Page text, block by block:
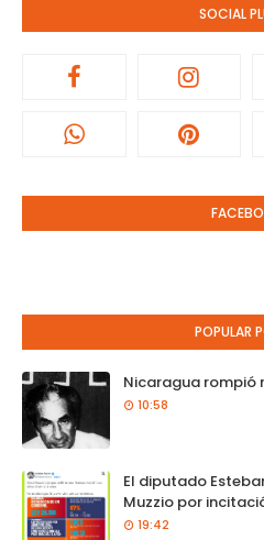
SOCIAL
POPULAR
Nicaragua rompió
10:58
El diputado
Muzzio por
19:42